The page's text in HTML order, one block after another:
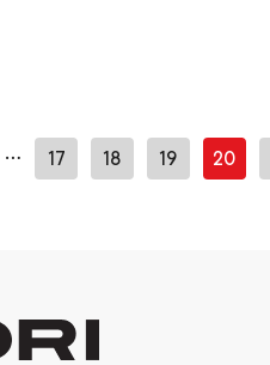
… 17 18 19 20